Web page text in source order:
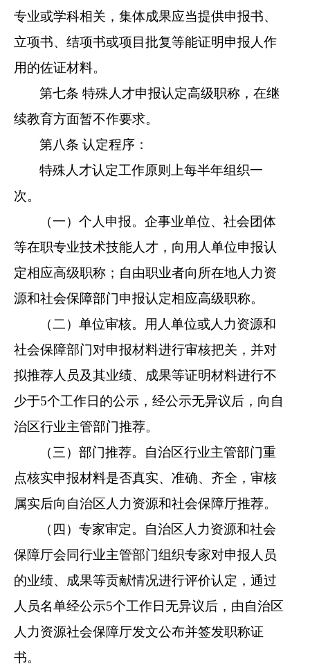
专业或学科相关，集体成果应当提供申报书、
立项书、结项书或项目批复等能证明申报人作
用的佐证材料。
第七条 特殊人才申报认定高级职称，在继
续教育方面暂不作要求。
第八条 认定程序：
特殊人才认定工作原则上每半年组织一
次。
（一）个人申报。企事业单位、社会团体
等在职专业技术技能人才，向用人单位申报认
定相应高级职称；自由职业者向所在地人力资
源和社会保障部门申报认定相应高级职称。
（二）单位审核。用人单位或人力资源和
社会保障部门对申报材料进行审核把关，并对
拟推荐人员及其业绩、成果等证明材料进行不
少于5个工作日的公示，经公示无异议后，向自
治区行业主管部门推荐。
（三）部门推荐。自治区行业主管部门重
点核实申报材料是否真实、准确、齐全，审核
属实后向自治区人力资源和社会保障厅推荐。
（四）专家审定。自治区人力资源和社会
保障厅会同行业主管部门组织专家对申报人员
的业绩、成果等贡献情况进行评价认定，通过
人员名单经公示5个工作日无异议后，由自治区
人力资源社会保障厅发文公布并签发职称证
书。